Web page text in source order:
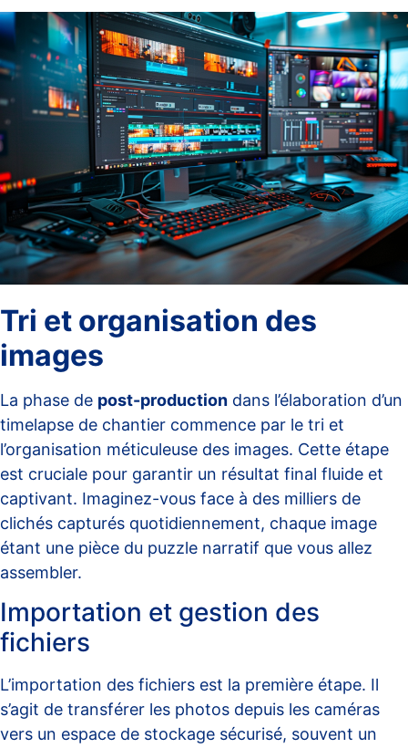
Tri et organisation des
images
La phase de post-production dans l’élaboration d’un
timelapse de chantier commence par le tri et
l’organisation méticuleuse des images. Cette étape
est cruciale pour garantir un résultat final fluide et
captivant. Imaginez-vous face à des milliers de
clichés capturés quotidiennement, chaque image
étant une pièce du puzzle narratif que vous allez
assembler.
Importation et gestion des
fichiers
L’importation des fichiers est la première étape. Il
s’agit de transférer les photos depuis les caméras
vers un espace de stockage sécurisé, souvent un